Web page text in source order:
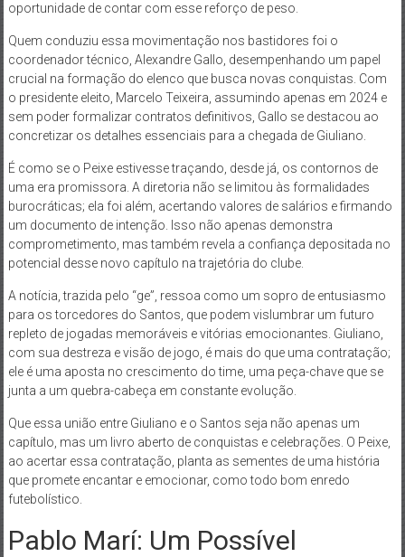
oportunidade de contar com esse reforço de peso.
Quem conduziu essa movimentação nos bastidores foi o
coordenador técnico, Alexandre Gallo, desempenhando um papel
crucial na formação do elenco que busca novas conquistas. Com
o presidente eleito, Marcelo Teixeira, assumindo apenas em 2024 e
sem poder formalizar contratos definitivos, Gallo se destacou ao
concretizar os detalhes essenciais para a chegada de Giuliano.
É como se o Peixe estivesse traçando, desde já, os contornos de
uma era promissora. A diretoria não se limitou às formalidades
burocráticas; ela foi além, acertando valores de salários e firmando
um documento de intenção. Isso não apenas demonstra
comprometimento, mas também revela a confiança depositada no
potencial desse novo capítulo na trajetória do clube.
A notícia, trazida pelo “ge”, ressoa como um sopro de entusiasmo
para os torcedores do Santos, que podem vislumbrar um futuro
repleto de jogadas memoráveis e vitórias emocionantes. Giuliano,
com sua destreza e visão de jogo, é mais do que uma contratação;
ele é uma aposta no crescimento do time, uma peça-chave que se
junta a um quebra-cabeça em constante evolução.
Que essa união entre Giuliano e o Santos seja não apenas um
capítulo, mas um livro aberto de conquistas e celebrações. O Peixe,
ao acertar essa contratação, planta as sementes de uma história
que promete encantar e emocionar, como todo bom enredo
futebolístico.
Pablo Marí: Um Possível